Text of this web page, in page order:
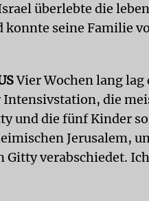
überlebte die
konnte seine Familie
Vier Wochen lang
die
und die fünf Kinder
Jerusalem,
Gitty verabschiedet.